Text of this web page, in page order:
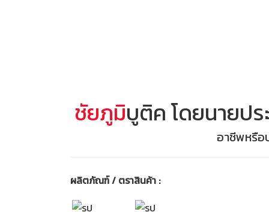
ชัยภูมิบูติค โดยนายป
อาชีพหรือ
ผลิตภัณฑ์ / ตราสินค้า :